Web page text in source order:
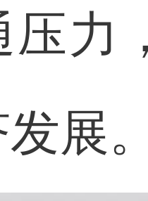
压力
展